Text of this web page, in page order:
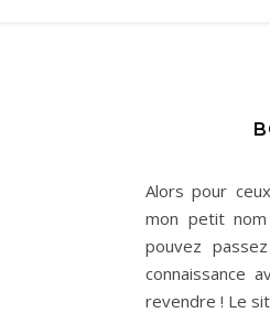
Alors pour
mon petit
pouvez
connaissance
revendre ! Le